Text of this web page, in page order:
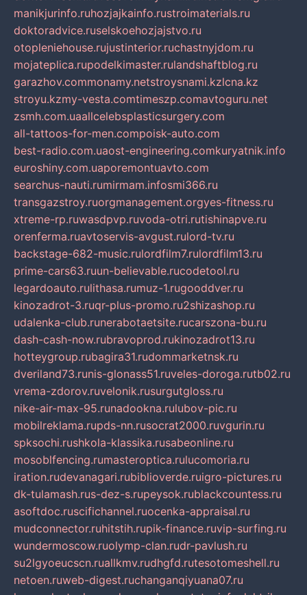
manikjurinfo.ruhozjajkainfo.rustroimaterials.ru
doktoradvice.ruselskoehozjajstvo.ru
otopleniehouse.rujustinterior.ruchastnyjdom.ru
mojateplica.rupodelkimaster.rulandshaftblog.ru
garazhov.commonamy.netstroysnami.kzlcna.kz
stroyu.kzmy-vesta.comtimeszp.comavtoguru.net
zsmh.com.uaallcelebsplasticsurgery.com
all-tattoos-for-men.compoisk-auto.com
best-radio.com.uaost-engineering.comkuryatnik.info
euroshiny.com.uaporemontuavto.com
searchus-nauti.rumirmam.infosmi366.ru
transgazstroy.ruorgmanagement.orgyes-fitness.ru
xtreme-rp.ruwasdpvp.ruvoda-otri.rutishinapve.ru
orenferma.ruavtoservis-avgust.rulord-tv.ru
backstage-682-music.rulordfilm7.rulordfilm13.ru
prime-cars63.ruun-believable.rucodetool.ru
legardoauto.rulithasa.rumuz-1.rugooddver.ru
kinozadrot-3.ruqr-plus-promo.ru2shizashop.ru
udalenka-club.runerabotaetsite.rucarszona-bu.ru
dash-cash-now.rubravoprod.rukinozadrot13.ru
hotteygroup.rubagira31.rudommarketnsk.ru
dveriland73.runis-glonass51.ruveles-doroga.rutb02.ru
vrema-zdorov.ruvelonik.rusurgutgloss.ru
nike-air-max-95.runadookna.rulubov-pic.ru
mobilreklama.rupds-nn.rusocrat2000.ruvgurin.ru
spksochi.rushkola-klassika.rusabeonline.ru
mosoblfencing.rumasteroptica.rulucomoria.ru
iration.rudevanagari.rubiblioverde.ruigro-pictures.ru
dk-tulamash.rus-dez-s.rupeysok.rublackcountess.ru
asoftdoc.ruscifichannel.ruocenka-appraisal.ru
mudconnector.ruhitstih.rupik-finance.ruvip-surfing.ru
wundermoscow.ruolymp-clan.rudr-pavlush.ru
su2lgyoeucscn.ruallkmv.rudhgfd.rutesotomeshell.ru
netoen.ruweb-digest.ruchanganqiyuana07.ru